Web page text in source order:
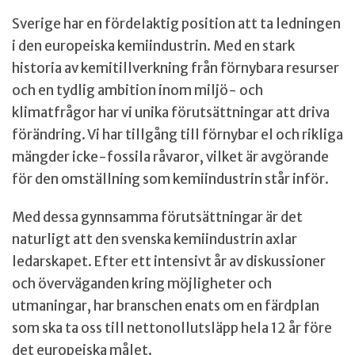
Sverige har en fördelaktig position att ta ledningen
i den europeiska kemiindustrin. Med en stark
historia av kemitillverkning från förnybara resurser
och en tydlig ambition inom miljö- och
klimatfrågor har vi unika förutsättningar att driva
förändring. Vi har tillgång till förnybar el och rikliga
mängder icke-fossila råvaror, vilket är avgörande
för den omställning som kemiindustrin står inför.
Med dessa gynnsamma förutsättningar är det
naturligt att den svenska kemiindustrin axlar
ledarskapet. Efter ett intensivt år av diskussioner
och överväganden kring möjligheter och
utmaningar, har branschen enats om en färdplan
som ska ta oss till nettonollutsläpp hela 12 år före
det europeiska målet.